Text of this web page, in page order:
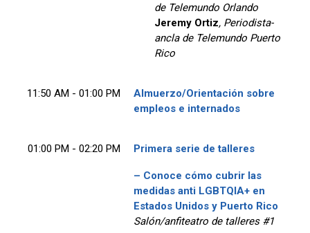
de Telemundo Orlando
Jeremy Ortiz, Periodista-
ancla de Telemundo Puerto
Rico
11:50 AM - 01:00 PM
Almuerzo/Orientación sobre
empleos e internados
01:00 PM - 02:20 PM Primera serie de talleres
– Conoce cómo cubrir las
medidas anti LGBTQIA+ en
Estados Unidos y Puerto Rico
Salón/anfiteatro de talleres #1